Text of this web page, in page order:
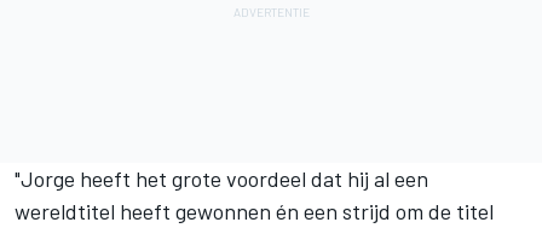
"Jorge heeft het grote voordeel dat hij al een
wereldtitel heeft gewonnen én een strijd om de titel